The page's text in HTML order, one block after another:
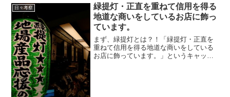
は、マスクや、消毒液など営...
日々考察
緑提灯・正直を重ねて信用を得る
地道な商いをしているお店に飾っ
ています。
まず、緑提灯とは？！「緑提灯・正直を
重ねて信用を得る地道な商いをしている
お店に飾っています。」というキャッチ